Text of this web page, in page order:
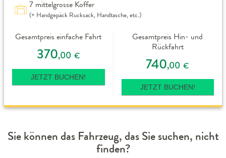
7 mittelgrosse Koffer
(+ Handgepäck Rucksack, Handtasche, etc.)
Gesamtpreis einfache Fahrt
370,00 €
JETZT BUCHEN!
Gesamtpreis Hin- und
Rückfahrt
740,00 €
JETZT BUCHEN!
Sie können das Fahrzeug, das Sie suchen, nicht
finden?